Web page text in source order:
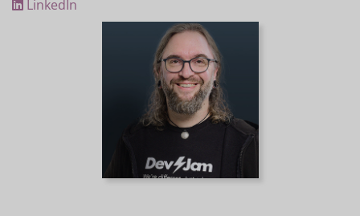
LinkedIn